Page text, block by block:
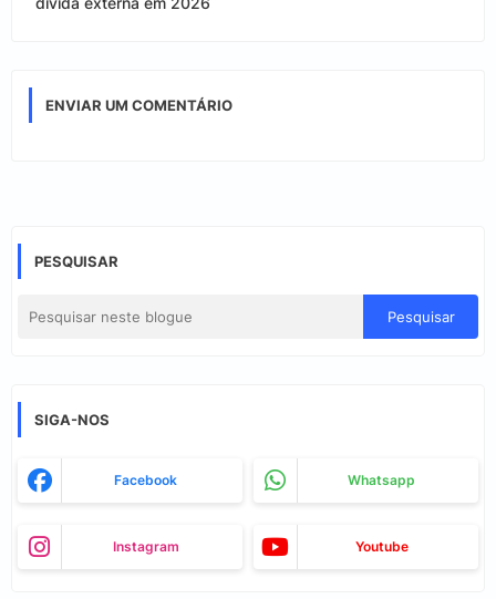
ENVIAR UM COMENTÁRIO
PESQUISAR
SIGA-NOS
Facebook Whatsapp
Instagram Youtube